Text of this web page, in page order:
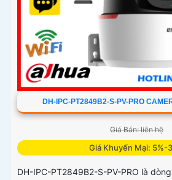
DH-IPC-PT2849B2-S-PV-PRO
Giá Bán: liên hệ
Giá Khuyến Mại: 5%-
DH-IPC-PT2849B2-S-PV-PRO là